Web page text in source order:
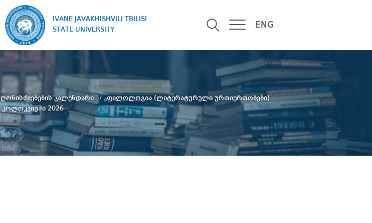
IVANE JAVAKHISHVILI TBILISI
STATE UNIVERSITY
ENG
ღონისძიებების კალენდარი
ფილოლოგია (ლიტერატურული ურთიერთობები)
კოლოკვიუმი 2026